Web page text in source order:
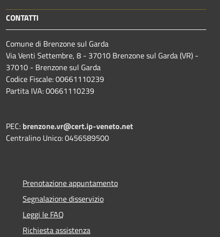
CONTATTI
Comune di Brenzone sul Garda
Via Venti Settembre, 8 - 37010 Brenzone sul Garda (VR) -
37010 - Brenzone sul Garda
Codice Fiscale: 00661110239
Partita IVA: 00661110239
PEC: brenzone.vr@cert.ip-veneto.net
Centralino Unico: 0456589500
Prenotazione appuntamento
Segnalazione disservizio
Leggi le FAQ
Richiesta assistenza